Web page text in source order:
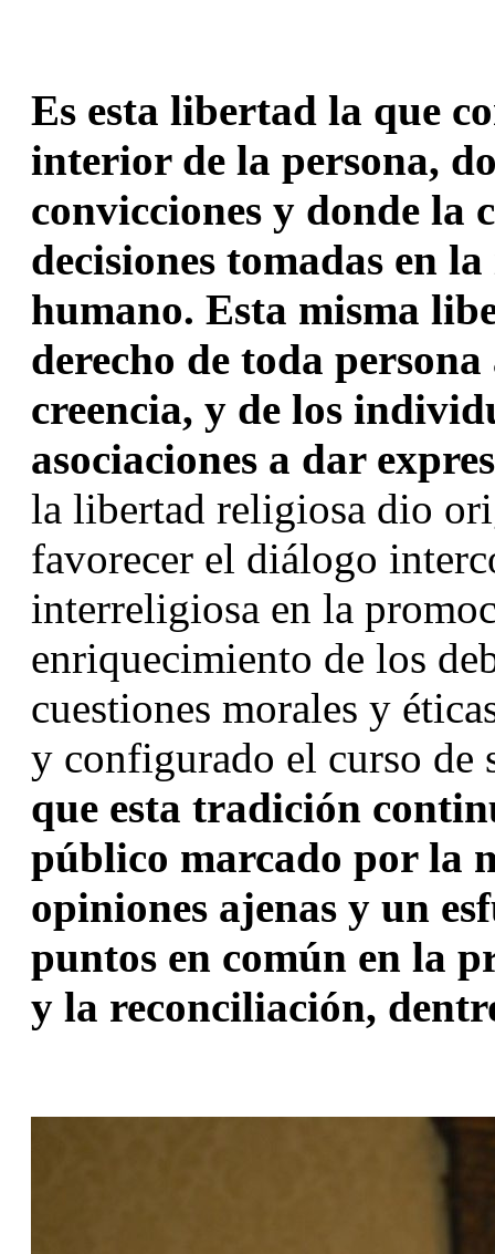
Es esta libertad la que
interior de la persona,
convicciones y donde la
decisiones tomadas en
humano. Esta misma
derecho de toda
creencia, y de los
asociaciones a dar
la libertad religiosa dio
favorecer el diálogo
interreligiosa en la
enriquecimiento de los
cuestiones morales y
y configurado el curso de
que esta tradición
público marcado por la
opiniones ajenas y un
puntos en común en la
y la reconciliación,